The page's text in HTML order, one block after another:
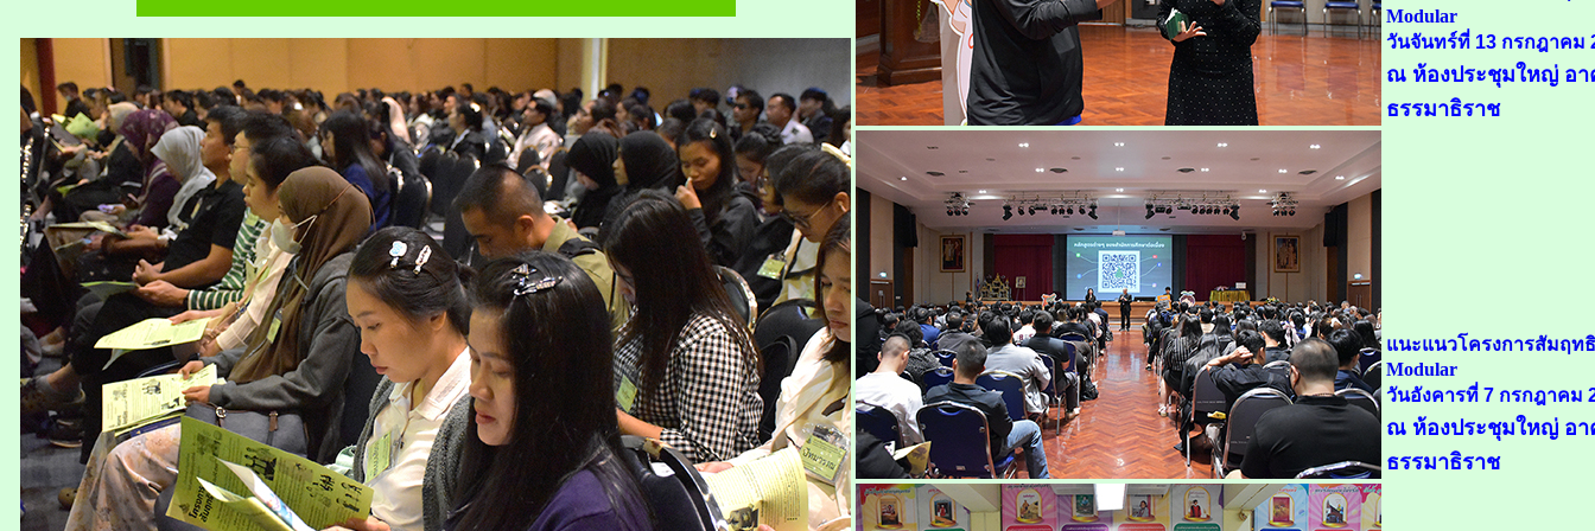
Modular
วันจันทร์ที่ 13 กรกฎาคม
ณ ห้องประชุมใหญ่ อ
ธรรมาธิราช
แนะแนวโครงการสัมฤท
Modular
วันอังคารที่ 7 กรกฎาคม
ณ ห้องประชุมใหญ่ อ
ธรรมาธิราช